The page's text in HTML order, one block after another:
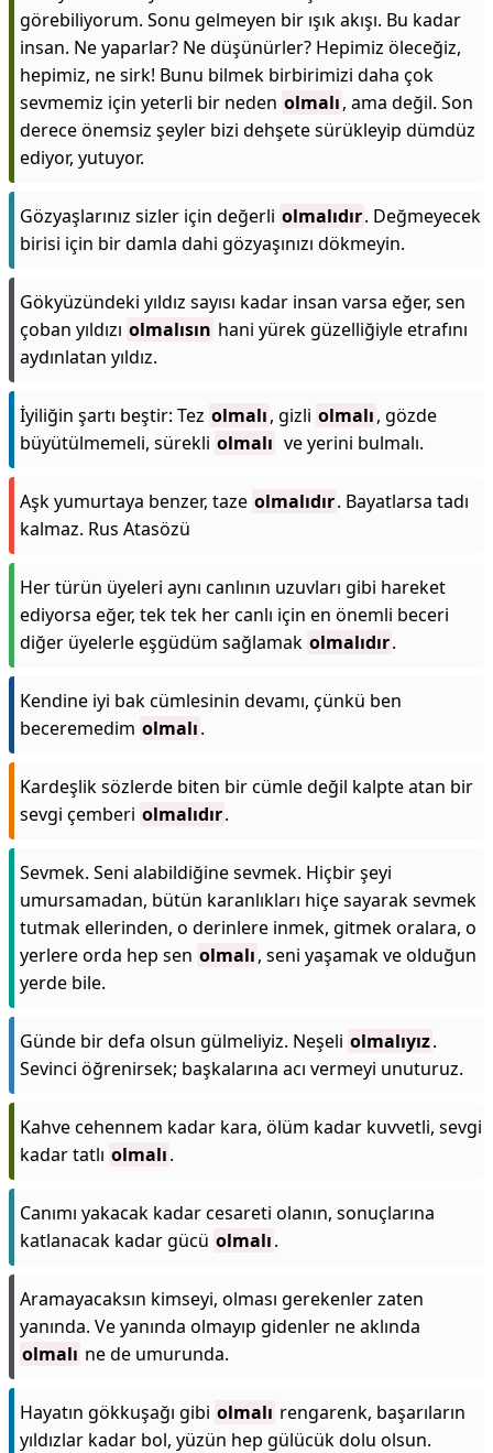
görebiliyorum. Sonu gelmeyen bir ışık akışı. Bu kadar
insan. Ne yaparlar? Ne düşünürler? Hepimiz öleceğiz,
hepimiz, ne sirk! Bunu bilmek birbirimizi daha çok
sevmemiz için yeterli bir neden olmalı, ama değil. Son
derece önemsiz şeyler bizi dehşete sürükleyip dümdüz
ediyor, yutuyor.
Gözyaşlarınız sizler için değerli olmalıdır. Değmeyecek
birisi için bir damla dahi gözyaşınızı dökmeyin.
Gökyüzündeki yıldız sayısı kadar insan varsa eğer, sen
çoban yıldızı olmalısın hani yürek güzelliğiyle etrafını
aydınlatan yıldız.
İyiliğin şartı beştir: Tez olmalı, gizli olmalı, gözde
büyütülmemeli, sürekli olmalı ve yerini bulmalı.
Aşk yumurtaya benzer, taze olmalıdır. Bayatlarsa tadı
kalmaz. Rus Atasözü
Her türün üyeleri aynı canlının uzuvları gibi hareket
ediyorsa eğer, tek tek her canlı için en önemli beceri
diğer üyelerle eşgüdüm sağlamak olmalıdır.
Kendine iyi bak cümlesinin devamı, çünkü ben
beceremedim olmalı.
Kardeşlik sözlerde biten bir cümle değil kalpte atan bir
sevgi çemberi olmalıdır.
Sevmek. Seni alabildiğine sevmek. Hiçbir şeyi
umursamadan, bütün karanlıkları hiçe sayarak sevmek
tutmak ellerinden, o derinlere inmek, gitmek oralara, o
yerlere orda hep sen olmalı, seni yaşamak ve olduğun
yerde bile.
Günde bir defa olsun gülmeliyiz. Neşeli olmalıyız.
Sevinci öğrenirsek; başkalarına acı vermeyi unuturuz.
Kahve cehennem kadar kara, ölüm kadar kuvvetli, sevgi
kadar tatlı olmalı.
Canımı yakacak kadar cesareti olanın, sonuçlarına
katlanacak kadar gücü olmalı.
Aramayacaksın kimseyi, olması gerekenler zaten
yanında. Ve yanında olmayıp gidenler ne aklında
olmalı ne de umurunda.
Hayatın gökkuşağı gibi olmalı rengarenk, başarıların
yıldızlar kadar bol, yüzün hep gülücük dolu olsun.